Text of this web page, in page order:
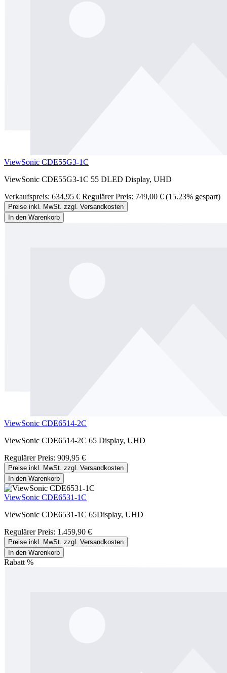
ViewSonic CDE55G3-1C
ViewSonic CDE55G3-1C 55 DLED Display, UHD
Verkaufspreis: 634,95 € Regulärer Preis: 749,00 € (15.23% gespart)
Preise inkl. MwSt. zzgl. Versandkosten
In den Warenkorb
ViewSonic CDE6514-2C
ViewSonic CDE6514-2C 65 Display, UHD
Regulärer Preis: 909,95 €
Preise inkl. MwSt. zzgl. Versandkosten
In den Warenkorb
ViewSonic CDE6531-1C
ViewSonic CDE6531-1C 65Display, UHD
Regulärer Preis: 1.459,90 €
Preise inkl. MwSt. zzgl. Versandkosten
In den Warenkorb
Rabatt %